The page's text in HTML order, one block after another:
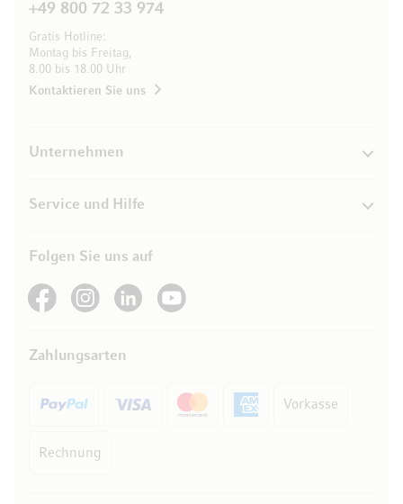
+49 800 72 33 974
Gratis Hotline:
Montag bis Freitag,
8.00 bis 18.00 Uhr
Kontaktieren Sie uns
Unternehmen
Service und Hilfe
Folgen Sie uns auf
See our FacebookSee our Instagram account
See our LinkedInSee our YouTube channel
Zahlungsarten
Vorkasse
Rechnung